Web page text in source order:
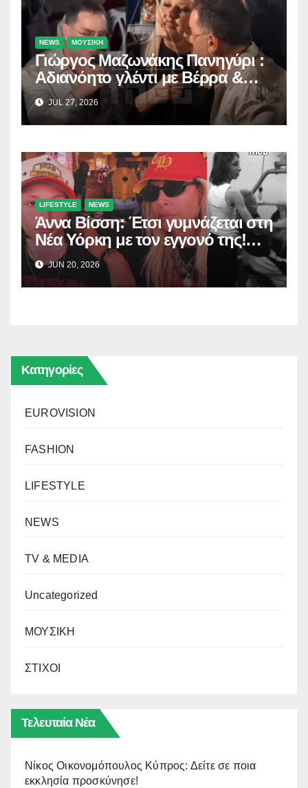
NEWS ΜΟΥΣΙΚΗ
Γιώργος Μαζωνάκης Πανηγύρι :
Αδιανόητο γλέντι με Βέρρα &
Σαλέα
JUL 27, 2026
LIFESTYLE NEWS
Άννα Βίσση: Έτσι γυμνάζεται στη
Νέα Υόρκη με τον εγγονό της!
(Δείτε το βίντεο)
JUN 20, 2026
Κατηγορίες
EUROVISION
FASHION
LIFESTYLE
NEWS
TV & MEDIA
Uncategorized
ΜΟΥΣΙΚΗ
ΣΤΙΧΟΙ
Τελευταία Νέα
Νίκος Οικονομόπουλος Κύπρος: Δείτε σε ποια
εκκλησία προσκύνησε!